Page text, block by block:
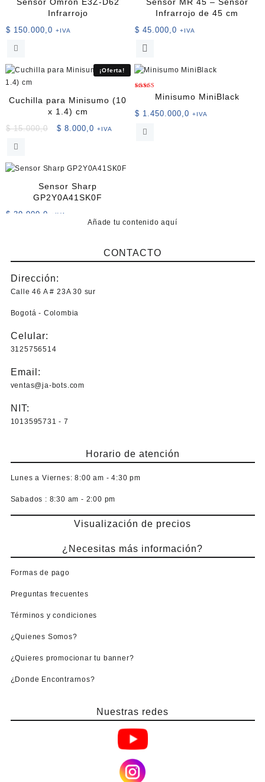
Infrarrojo
$ 150.000,0 +IVA
Infrarrojo de 45 cm
$ 45.000,0 +IVA
¡Oferta!
Cuchilla para Minisumo (10
x 1.4) cm
$15.000,0
El
era:
$ 8.000,0 El
es:
+IVA
Valorado
de 5
Minisumo MiniBlack
$ 1.450.000,0 +IVA
Sensor Sharp
GP2Y0A41SK0F
$ 39.900,0 +IVA
Añade tu contenido aquí
CONTACTO
Dirección:
Calle 46 A # 23A 30 sur
Bogotá - Colombia
Celular:
3125756514
Email:
ventas@ja-bots.com
NIT:
1013595731 - 7
Horario de atención
Lunes a Viernes: 8:00 am - 4:30 pm
Sabados : 8:30 am - 2:00 pm
Visualización de precios
¿Necesitas más información?
Formas de pago
Preguntas frecuentes
Términos y condiciones
¿Quienes Somos?
¿Quieres promocionar tu banner?
¿Donde Encontrarnos?
Nuestras redes